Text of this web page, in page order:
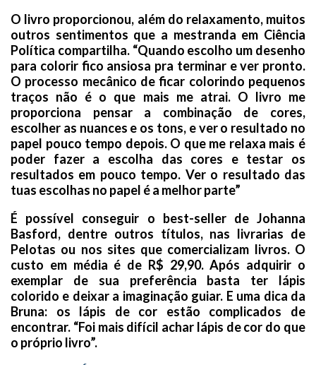
O livro proporcionou, além do relaxamento, muitos
outros sentimentos que a mestranda em Ciência
Política compartilha. “Quando escolho um desenho
para colorir fico ansiosa pra terminar e ver pronto.
O processo mecânico de ficar colorindo pequenos
traços não é o que mais me atrai. O livro me
proporciona pensar a combinação de cores,
escolher as nuances e os tons, e ver o resultado no
papel pouco tempo depois. O que me relaxa mais é
poder fazer a escolha das cores e testar os
resultados em pouco tempo. Ver o resultado das
tuas escolhas no papel é a melhor parte”
É possível conseguir o best-seller de Johanna
Basford, dentre outros títulos, nas livrarias de
Pelotas ou nos sites que comercializam livros. O
custo em média é de R$ 29,90. Após adquirir o
exemplar de sua preferência basta ter lápis
colorido e deixar a imaginação guiar. E uma dica da
Bruna: os lápis de cor estão complicados de
encontrar. “Foi mais difícil achar lápis de cor do que
o próprio livro”.